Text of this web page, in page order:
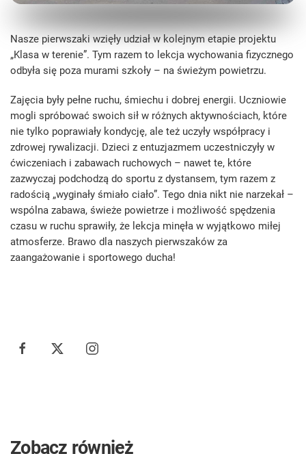
Nasze pierwszaki wzięły udział w kolejnym etapie projektu
„Klasa w terenie”. Tym razem to lekcja wychowania fizycznego
odbyła się poza murami szkoły – na świeżym powietrzu.
Zajęcia były pełne ruchu, śmiechu i dobrej energii. Uczniowie
mogli spróbować swoich sił w różnych aktywnościach, które
nie tylko poprawiały kondycję, ale też uczyły współpracy i
zdrowej rywalizacji. Dzieci z entuzjazmem uczestniczyły w
ćwiczeniach i zabawach ruchowych – nawet te, które
zazwyczaj podchodzą do sportu z dystansem, tym razem z
radością „wyginały śmiało ciało”. Tego dnia nikt nie narzekał –
wspólna zabawa, świeże powietrze i możliwość spędzenia
czasu w ruchu sprawiły, że lekcja minęła w wyjątkowo miłej
atmosferze. Brawo dla naszych pierwszaków za
zaangażowanie i sportowego ducha!
Zobacz również